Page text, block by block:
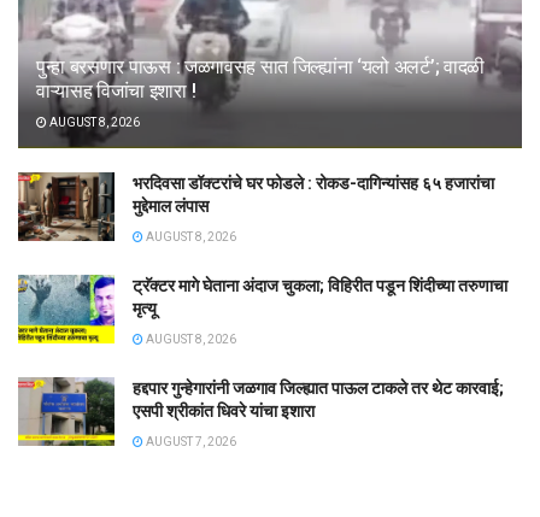
पुन्हा बरसणार पाऊस : जळगावसह सात जिल्ह्यांना ‘यलो अलर्ट’; वादळी
वाऱ्यासह विजांचा इशारा !
AUGUST 8, 2026
भरदिवसा डॉक्टरांचे घर फोडले : रोकड-दागिन्यांसह ६५ हजारांचा
मुद्देमाल लंपास
AUGUST 8, 2026
ट्रॅक्टर मागे घेताना अंदाज चुकला; विहिरीत पडून शिंदीच्या तरुणाचा
मृत्यू
AUGUST 8, 2026
हद्दपार गुन्हेगारांनी जळगाव जिल्ह्यात पाऊल टाकले तर थेट कारवाई;
एसपी श्रीकांत धिवरे यांचा इशारा
AUGUST 7, 2026